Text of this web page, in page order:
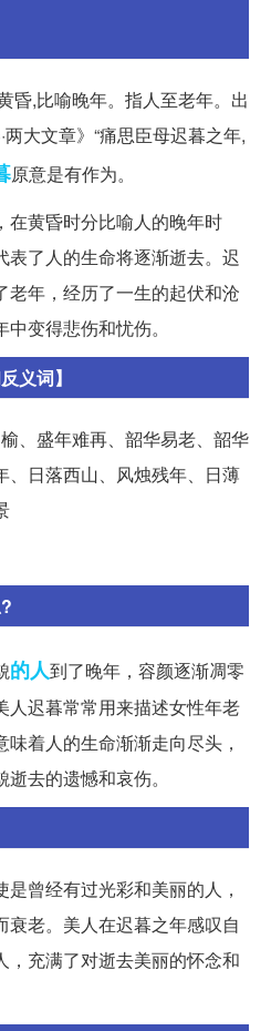
昏,比喻晚年。指人至老年。出
大文章》“痛思臣母迟暮之年,
原意是有作为。
在黄昏时分比喻人的晚年时
表了人的生命将逐渐逝去。迟
老年，经历了一生的起伏和沧
变得悲伤和忧伤。
义词】
、盛年难再、韶华易老、韶华
、日落西山、风烛残年、日薄
的人到了晚年，容颜逐渐凋零
人迟暮常常用来描述女性年老
着人的生命渐渐走向尽头，
去的遗憾和哀伤。
曾经有过光彩和美丽的人，
老。美人在迟暮之年感叹自
，充满了对逝去美丽的怀念和